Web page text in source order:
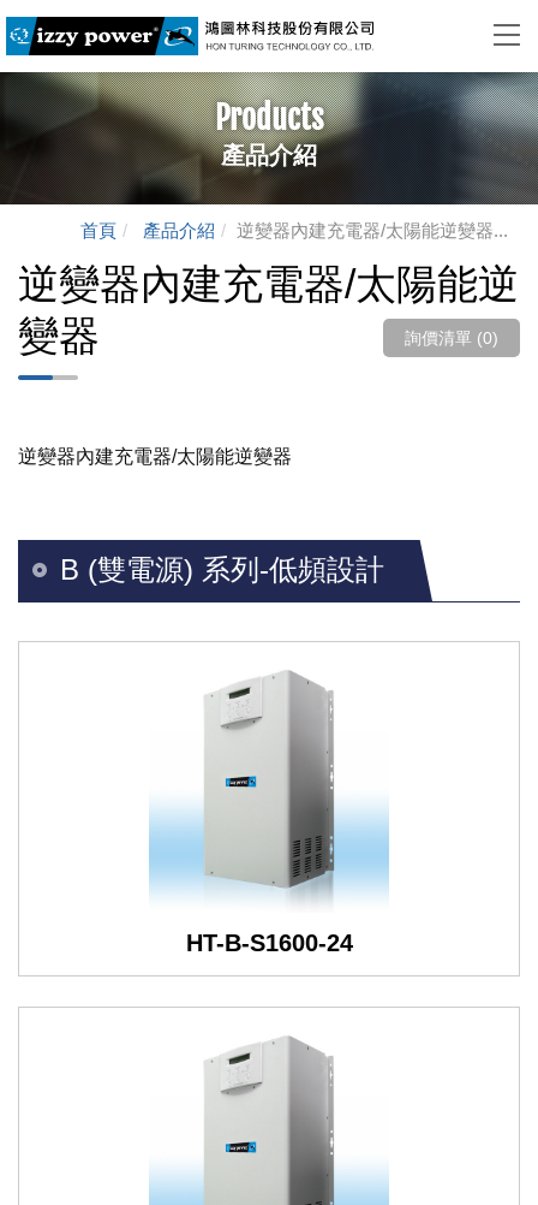
Products
產品介紹
首頁 產品介紹 逆變器內建充電器/太陽能逆變器...
逆變器內建充電器/太陽能逆
變器
詢價清單 (0)
逆變器內建充電器/太陽能逆變器
B (雙電源) 系列-低頻設計
HT-B-S1600-24